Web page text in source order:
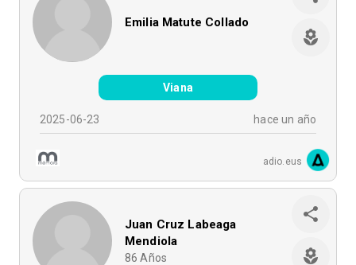
Emilia Matute Collado
Viana
2025-06-23 hace un año
adio.eus
Juan Cruz Labeaga
Mendiola
86 Años